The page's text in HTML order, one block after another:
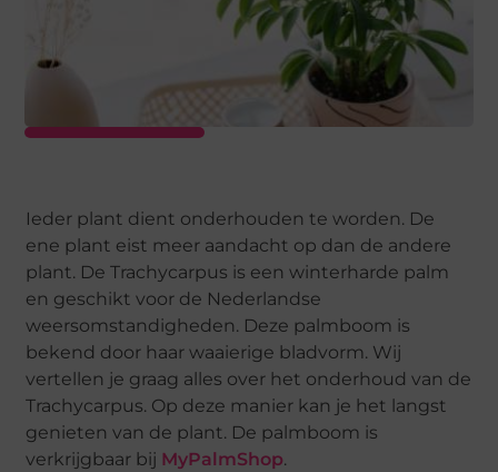
Ieder plant dient onderhouden te worden. De
ene plant eist meer aandacht op dan de andere
plant. De Trachycarpus is een winterharde palm
en geschikt voor de Nederlandse
weersomstandigheden. Deze palmboom is
bekend door haar waaierige bladvorm. Wij
vertellen je graag alles over het onderhoud van de
Trachycarpus. Op deze manier kan je het langst
genieten van de plant. De palmboom is
verkrijgbaar bij MyPalmShop.